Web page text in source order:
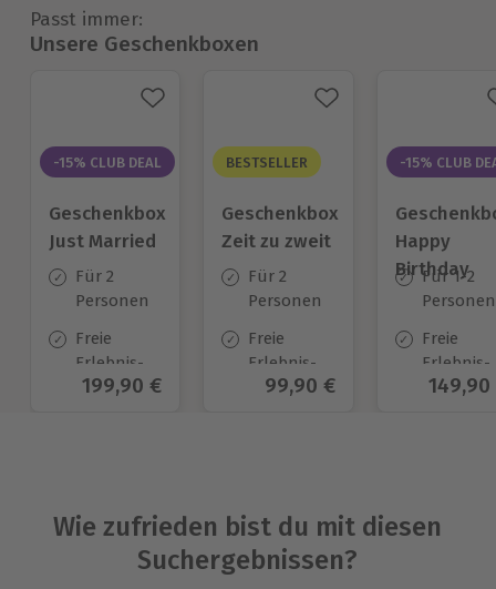
Passt immer:
Unsere Geschenkboxen
-15% CLUB DEAL
Geschenkbox
Just Married
Für 2
Personen
Freie
Erlebnis-
Auswahl
Aktueller Preis
199,90 €
BESTSELLER
Geschenkbox
Zeit zu zweit
Für 2
Personen
Freie
Erlebnis-
Auswahl
Aktueller Preis
99,90 €
-15% CLUB
Happy
Birthday
Für 1-2
Personen
Freie
Erlebnis-
Auswahl
149,90
Wie zufrieden bist du mit diesen
Suchergebnissen?